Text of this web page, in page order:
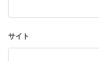
サイト